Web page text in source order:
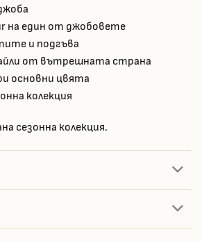
на един от джобовете
и подгъва
от вътрешната страна
основни цвята
колекция
сезонна колекция.